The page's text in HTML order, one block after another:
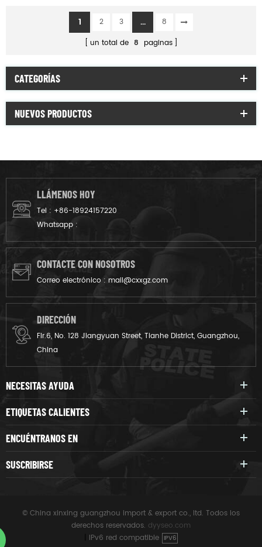
1 2 3 ...
8
un total de 8 paginas
CATEGORÍAS
NUEVOS PRODUCTOS
LLÁMENOS HOY
Tel : +86-18924157220
Whatsapp :
CONTACTE CON NOSOTROS
Correo electrónico : mail@cxxgz.com
DIRECCIÓN
Flr.6, No. 128 Jiangyuan Street, Tianhe District, Guangzhou,
China
NECESITAS AYUDA
ETIQUETAS CALIENTES
ENCUÉNTRANOS EN
SUSCRIBIRSE
© China xinxing guangzhou import & export co., ltd. Todos los
derechos reservados. dyyseo.com
IPv6 red compatible IPV6